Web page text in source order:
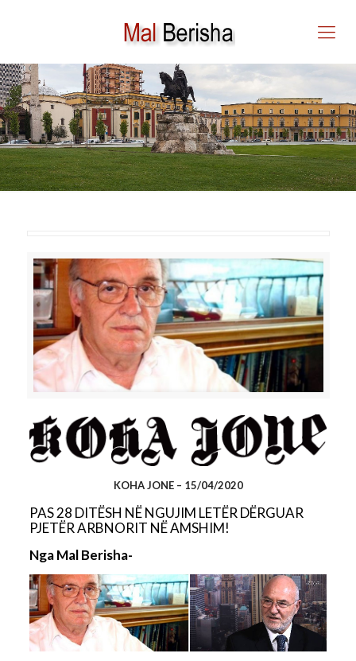
MAL BERISHA – PAS 28
DITËSH NË NGUJIM LETËR
DËRGUAR PJETËR
ARBNORIT NË AMSHIM!
KOHA JONE – 15/04/2020
PAS 28 DITËSH NË NGUJIM LETËR DËRGUAR
PJETËR ARBNORIT NË AMSHIM!
Nga Mal Berisha-